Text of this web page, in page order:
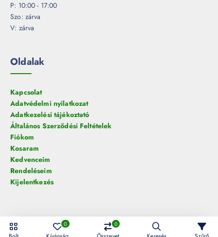
P: 10:00 - 17:00
Szo: zárva
V: zárva
Oldalak
Kapcsolat
Adatvédelmi nyilatkozat
Adatkezelési tájékoztató
Általános Szerződési Feltételek
Fiókom
Kosaram
Kedvenceim
Rendeléseim
Kijelentkezés
© 2026 HelloLED.hu Digiműhely Kft. | Minden jog fenntartva!
0 0